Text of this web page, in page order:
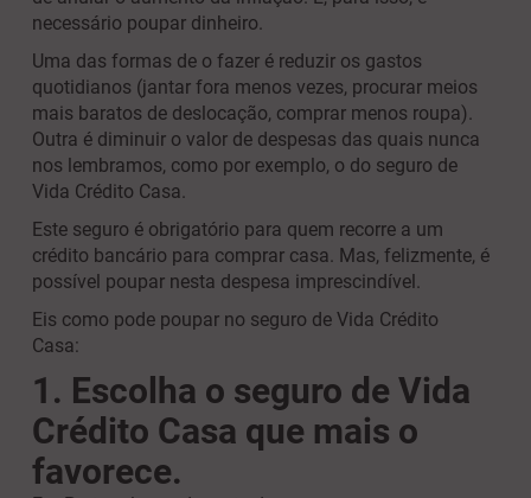
necessário poupar dinheiro.
Uma das formas de o fazer é reduzir os gastos
quotidianos (jantar fora menos vezes, procurar meios
mais baratos de deslocação, comprar menos roupa).
Outra é diminuir o valor de despesas das quais nunca
nos lembramos, como por exemplo, o do seguro de
Vida Crédito Casa.
Este seguro é obrigatório para quem recorre a um
crédito bancário para comprar casa. Mas, felizmente, é
possível poupar nesta despesa imprescindível.
Eis como pode poupar no seguro de Vida Crédito
Casa:
1. Escolha o seguro de Vida
Crédito Casa que mais o
favorece.